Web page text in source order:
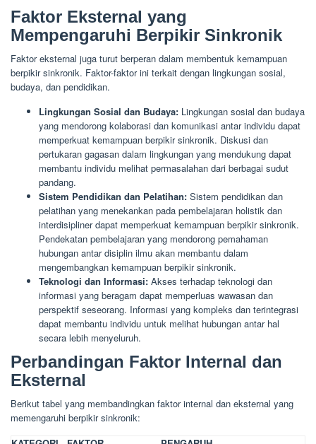
Faktor Eksternal yang
Mempengaruhi Berpikir Sinkronik
Faktor eksternal juga turut berperan dalam membentuk kemampuan
berpikir sinkronik. Faktor-faktor ini terkait dengan lingkungan sosial,
budaya, dan pendidikan.
Lingkungan Sosial dan Budaya: Lingkungan sosial dan budaya
yang mendorong kolaborasi dan komunikasi antar individu dapat
memperkuat kemampuan berpikir sinkronik. Diskusi dan
pertukaran gagasan dalam lingkungan yang mendukung dapat
membantu individu melihat permasalahan dari berbagai sudut
pandang.
Sistem Pendidikan dan Pelatihan: Sistem pendidikan dan
pelatihan yang menekankan pada pembelajaran holistik dan
interdisipliner dapat memperkuat kemampuan berpikir sinkronik.
Pendekatan pembelajaran yang mendorong pemahaman
hubungan antar disiplin ilmu akan membantu dalam
mengembangkan kemampuan berpikir sinkronik.
Teknologi dan Informasi: Akses terhadap teknologi dan
informasi yang beragam dapat memperluas wawasan dan
perspektif seseorang. Informasi yang kompleks dan terintegrasi
dapat membantu individu untuk melihat hubungan antar hal
secara lebih menyeluruh.
Perbandingan Faktor Internal dan
Eksternal
Berikut tabel yang membandingkan faktor internal dan eksternal yang
memengaruhi berpikir sinkronik: